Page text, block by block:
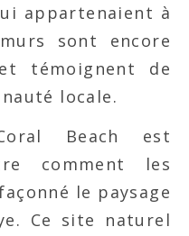
appartenaient à
sont encore
témoignent de
locale.
Beach est
comment les
le paysage
Ce site naturel